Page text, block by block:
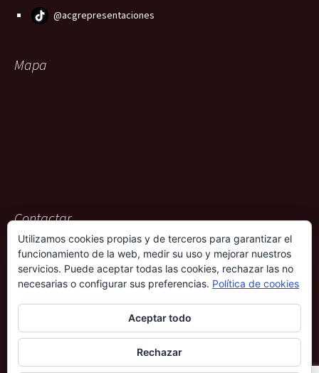
@acgrepresentaciones
Mapa
Contactar
ACG Representaciones
Rambla Pulido, 36
38004 – Santa Cruz de Tenerife
901 009 612
690 339 686
Utilizamos cookies propias y de terceros para garantizar el
funcionamiento de la web, medir su uso y mejorar nuestros
servicios. Puede aceptar todas las cookies, rechazar las no
necesarias o configurar sus preferencias. Política de cookies
Aceptar todo
Rechazar